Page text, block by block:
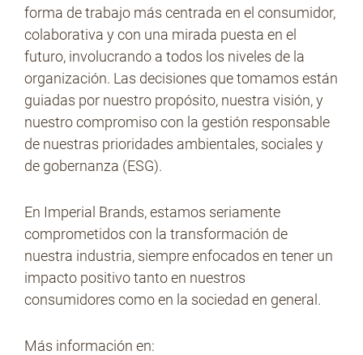
forma de trabajo más centrada en el consumidor,
colaborativa y con una mirada puesta en el
futuro, involucrando a todos los niveles de la
organización. Las decisiones que tomamos están
guiadas por nuestro propósito, nuestra visión, y
nuestro compromiso con la gestión responsable
de nuestras prioridades ambientales, sociales y
de gobernanza (ESG).
En Imperial Brands, estamos seriamente
comprometidos con la transformación de
nuestra industria, siempre enfocados en tener un
impacto positivo tanto en nuestros
consumidores como en la sociedad en general.
Más información en: